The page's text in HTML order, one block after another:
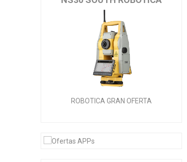
ROBOTICA GRAN OFERTA